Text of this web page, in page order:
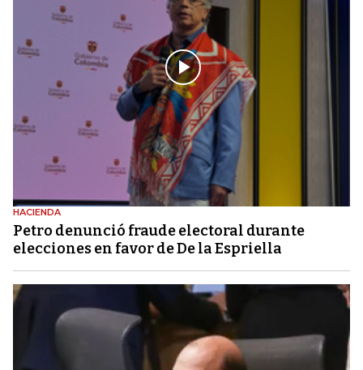
HACIENDA
Petro denunció fraude electoral durante
elecciones en favor de De la Espriella